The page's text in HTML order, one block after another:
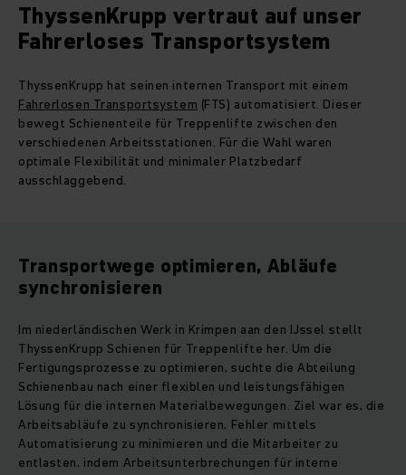
ThyssenKrupp vertraut auf unser
Fahrerloses Transportsystem
ThyssenKrupp hat seinen internen Transport mit einem
Fahrerlosen Transportsystem (FTS) automatisiert. Dieser
bewegt Schienenteile für Treppenlifte zwischen den
verschiedenen Arbeitsstationen. Für die Wahl waren
optimale Flexibilität und minimaler Platzbedarf
ausschlaggebend.
Transportwege optimieren, Abläufe
synchronisieren
Im niederländischen Werk in Krimpen aan den IJssel stellt
ThyssenKrupp Schienen für Treppenlifte her. Um die
Fertigungsprozesse zu optimieren, suchte die Abteilung
Schienenbau nach einer flexiblen und leistungsfähigen
Lösung für die internen Materialbewegungen. Ziel war es, die
Arbeitsabläufe zu synchronisieren, Fehler mittels
Automatisierung zu minimieren und die Mitarbeiter zu
entlasten, indem Arbeitsunterbrechungen für interne